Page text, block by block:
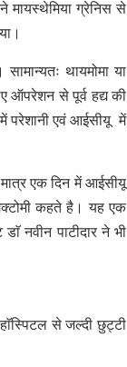
ग्रेनिस से
थायमोमा या
ऑपरेशन से पूर्व हद्य की
परेशानी एवं आईसीयू में
मात्र एक दिन में आईसीयू
कहते है। यह एक
नवीन पाटीदार ने भी
से जल्दी छुट्टी